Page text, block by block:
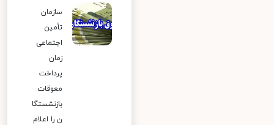
سازمان
تأمین
اجتماعی
زمان
پرداخت
معوقات
بازنشستگا
ن را اعلام